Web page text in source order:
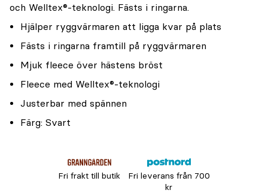
och Welltex®-teknologi. Fästs i ringarna.
Hjälper ryggvärmaren att ligga kvar på plats
Fästs i ringarna framtill på ryggvärmaren
Mjuk fleece över hästens bröst
Fleece med Welltex®-teknologi
Justerbar med spännen
Färg: Svart
Fri frakt till butik
Fri leverans från 700
kr